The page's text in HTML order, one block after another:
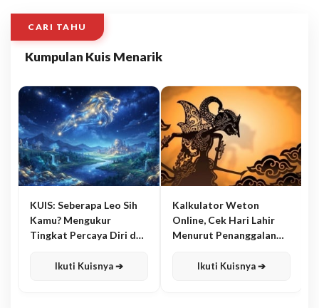
CARI TAHU
Kumpulan Kuis Menarik
KUIS: Seberapa Leo Sih
Kamu? Mengukur
Tingkat Percaya Diri dan
Ikuti Kuisnya ➔
Kalkulator Weton
Online, Cek Hari Lahir
Menurut Penanggalan
Ikuti Kuisnya ➔